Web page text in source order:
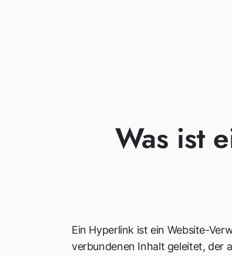
Was ist
Ein Hyperlink ist ein Website-
verbundenen Inhalt geleitet, der